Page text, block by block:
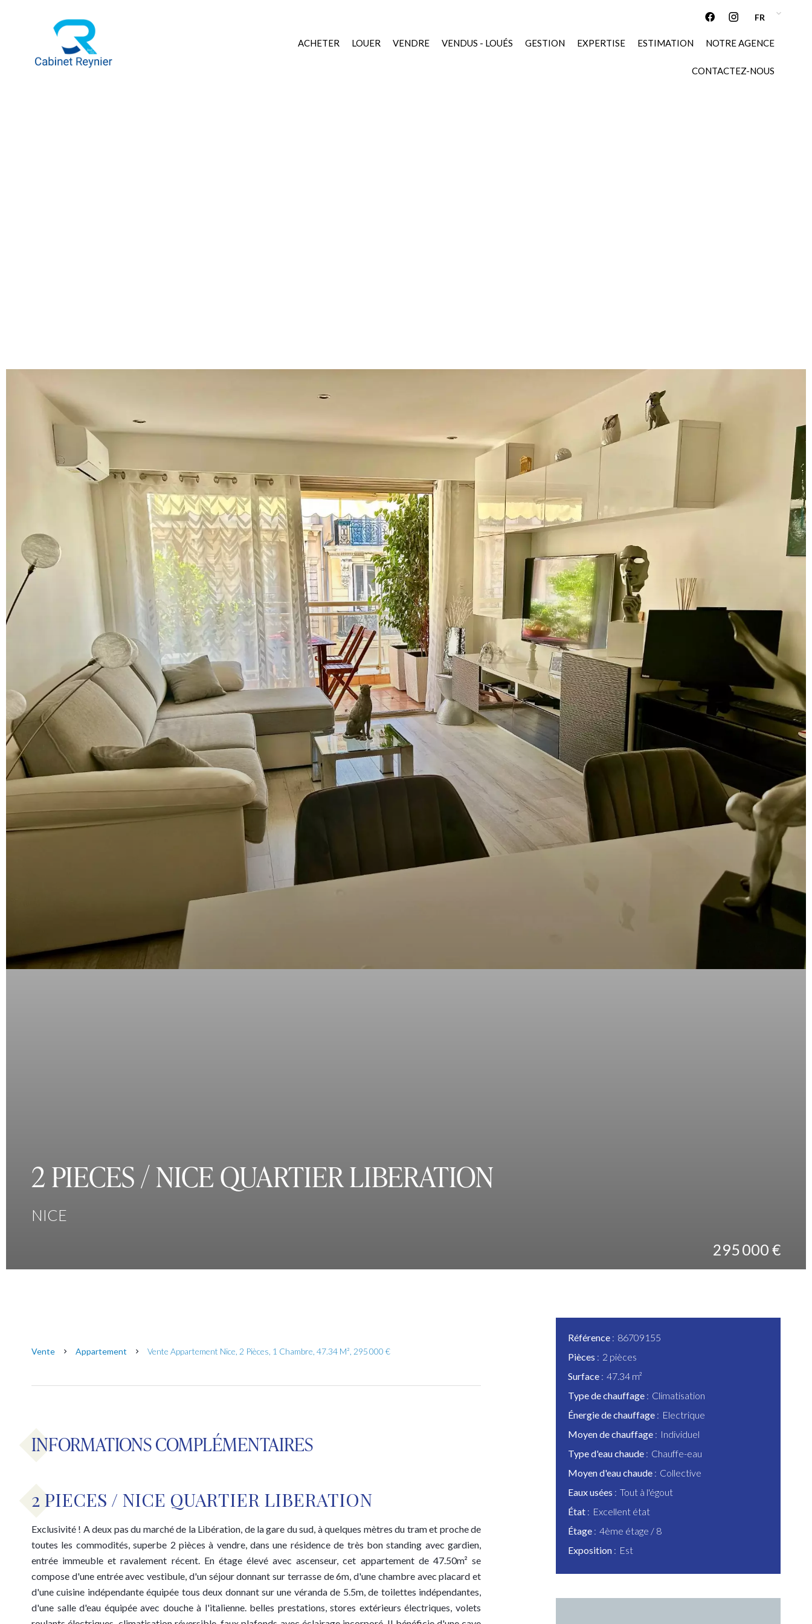
FR
ACHETER LOUER VENDRE VENDUS - LOUÉS GESTION EXPERTISE ESTIMATION NOTRE AGENCE
CONTACTEZ-NOUS
2 PIECES / NICE QUARTIER LIBERATION
NICE
295 000 €
Vente Appartement Vente Appartement Nice, 2 Pièces, 1 Chambre, 47.34 M², 295 000 €
INFORMATIONS COMPLÉMENTAIRES
2 PIECES / NICE QUARTIER LIBERATION
Exclusivité ! A deux pas du marché de la Libération, de la gare du sud, à quelques mètres du tram et proche de
toutes les commodités, superbe 2 pièces à vendre, dans une résidence de très bon standing avec gardien,
entrée immeuble et ravalement récent. En étage élevé avec ascenseur, cet appartement de 47.50m² se
compose d'une entrée avec vestibule, d'un séjour donnant sur terrasse de 6m, d'une chambre avec placard et
d'une cuisine indépendante équipée tous deux donnant sur une véranda de 5.5m, de toilettes indépendantes,
d'une salle d'eau équipée avec douche à l'italienne. belles prestations, stores extérieurs électriques, volets
Référence
86709155
Pièces
2 pièces
Surface
47.34 m²
Type de chauffage
Climatisation
Énergie de chauffage
Electrique
Moyen de chauffage
Individuel
Type d'eau chaude
Chauffe-eau
Moyen d'eau chaude
Collective
Eaux usées
Tout à l'égout
État
Excellent état
Étage
4ème étage / 8
Exposition
Est